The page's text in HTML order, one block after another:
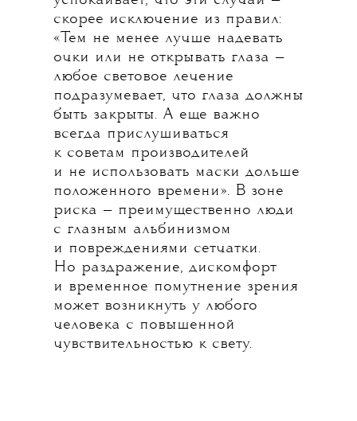
скорее исключение из правил:
«Тем не менее лучше надевать
очки или не открывать глаза —
любое световое лечение
подразумевает, что глаза должны
быть закрыты. А еще важно
всегда прислушиваться
к советам производителей
и не использовать маски дольше
положенного времени». В зоне
риска — преимущественно люди
с глазным альбинизмом
и повреждениями сетчатки.
Но раздражение, дискомфорт
и временное помутнение зрения
может возникнуть у любого
человека с повышенной
чувствительностью к свету.